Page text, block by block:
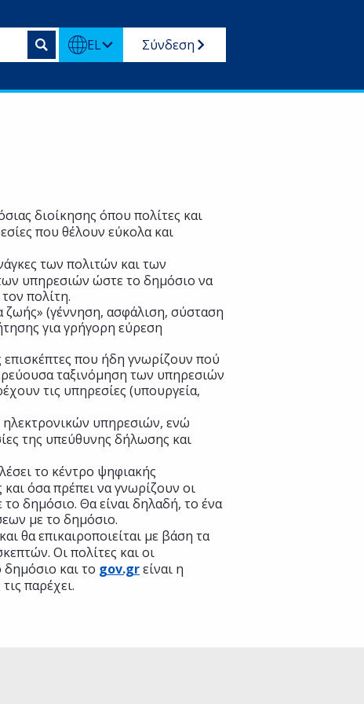
EL Σύνδεση
διοίκησης όπου πολίτες και
που θέλουν εύκολα και
των πολιτών και των
υπηρεσιών ώστε το δημόσιο να
πολίτη.
ζωής» (γέννηση, ασφάλιση, σύσταση
για γρήγορη εύρεση
επισκέπτες που ήδη γνωρίζουν πού
ταξινόμηση των υπηρεσιών
τις υπηρεσίες (υπουργεία,
ηλεκτρονικών υπηρεσιών, ενώ
της υπεύθυνης δήλωσης και
το κέντρο ψηφιακής
όσα πρέπει να γνωρίζουν οι
το δημόσιο. Θα είναι δηλαδή, το ένα
με το δημόσιο.
θα επικαιροποιείται με βάση τα
Οι πολίτες και οι
δημόσιο και το gov.grείναι η
παρέχει.